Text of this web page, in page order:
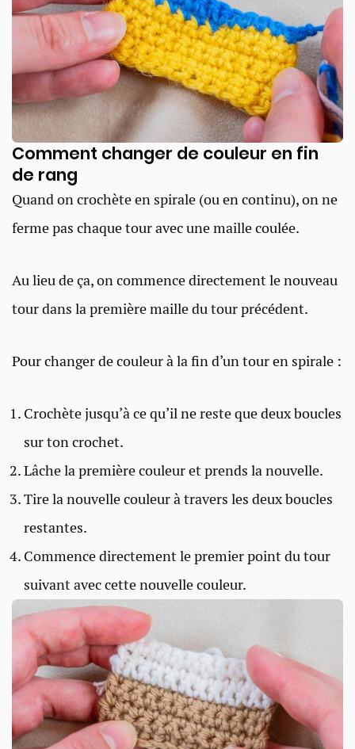
Comment changer de couleur en fin
de rang
Quand on crochète en spirale (ou en continu), on ne
ferme pas chaque tour avec une maille coulée.
Au lieu de ça, on commence directement le nouveau
tour dans la première maille du tour précédent.
Pour changer de couleur à la fin d’un tour en spirale :
Crochète jusqu’à ce qu’il ne reste que deux boucles
sur ton crochet.
Lâche la première couleur et prends la nouvelle.
Tire la nouvelle couleur à travers les deux boucles
restantes.
Commence directement le premier point du tour
suivant avec cette nouvelle couleur.